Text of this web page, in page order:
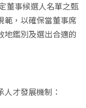
董事候選人名單之甄
範，以確保當董事席
地鑑別及選出合適的
才發展機制：